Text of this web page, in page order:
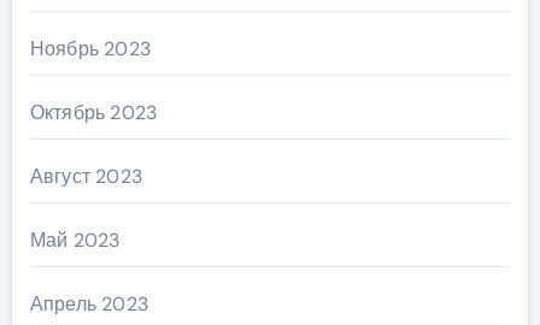
Ноябрь 2023
Октябрь 2023
Август 2023
Май 2023
Апрель 2023